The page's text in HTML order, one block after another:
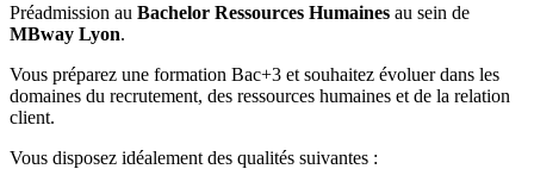
Préadmission au Bachelor Ressources Humaines au sein de
MBway Lyon.
Vous préparez une formation Bac+3 et souhaitez évoluer dans les
domaines du recrutement, des ressources humaines et de la relation
client.
Vous disposez idéalement des qualités suivantes :